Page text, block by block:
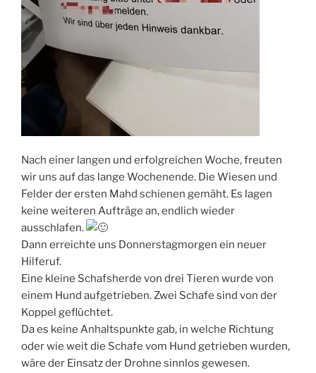
Nach einer langen und erfolgreichen Woche, freuten
wir uns auf das lange Wochenende. Die Wiesen und
Felder der ersten Mahd schienen gemäht. Es lagen
keine weiteren Aufträge an, endlich wieder
ausschlafen.
Dann erreichte uns Donnerstagmorgen ein neuer
Hilferuf.
Eine kleine Schafsherde von drei Tieren wurde von
einem Hund aufgetrieben. Zwei Schafe sind von der
Koppel geflüchtet.
Da es keine Anhaltspunkte gab, in welche Richtung
oder wie weit die Schafe vom Hund getrieben wurden,
wäre der Einsatz der Drohne sinnlos gewesen.